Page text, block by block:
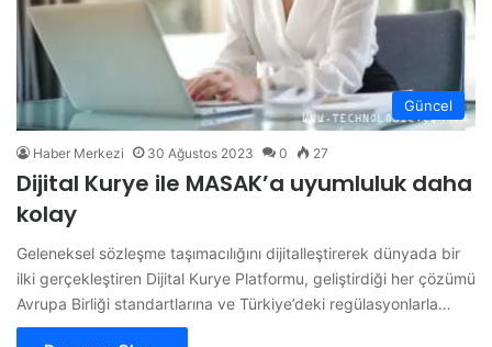
Güncel
Haber Merkezi 30 Ağustos 2023 0 27
Dijital Kurye ile MASAK’a uyumluluk daha
kolay
Geleneksel sözleşme taşımacılığını dijitalleştirerek dünyada bir
ilki gerçekleştiren Dijital Kurye Platformu, geliştirdiği her çözümü
Avrupa Birliği standartlarına ve Türkiye’deki regülasyonlarla…